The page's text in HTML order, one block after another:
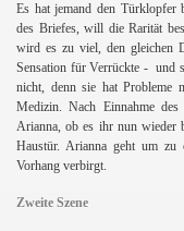
Es hat jemand den Türklopfer
des Briefes, will die Rarität
wird es zu viel, den gleichen
Sensation für Verrückte - und
nicht, denn sie hat Probleme
Medizin. Nach Einnahme
Arianna, ob es ihr nun wieder
Haustür. Arianna geht um zu
Vorhang verbirgt.
Zweite Szene